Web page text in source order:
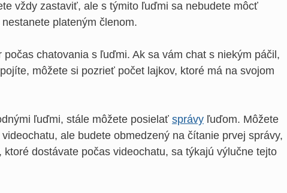
vždy zastaviť, ale s týmito ľuďmi sa nebudete môcť
plateným členom.
chatovania s ľuďmi. Ak sa vám chat s niekým páčil,
môžete si pozrieť počet lajkov, ktoré má na svojom
ľuďmi, stále môžete posielať správy ľuďom. Môžete
ale budete obmedzený na čítanie prvej správy,
dostávate počas videochatu, sa týkajú výlučne tejto